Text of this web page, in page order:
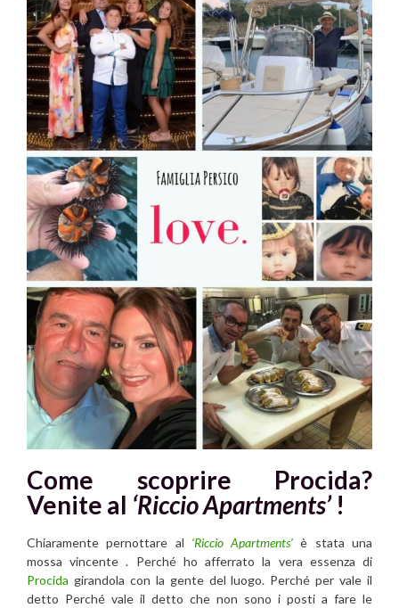
Come scoprire Procida?
Venite al ‘Riccio Apartments’ !
Chiaramente pernottare al ‘Riccio Apartments’ è stata una
mossa vincente . Perché ho afferrato la vera essenza di
Procida girandola con la gente del luogo. Perché per vale il
detto Perché vale il detto che non sono i posti a fare le